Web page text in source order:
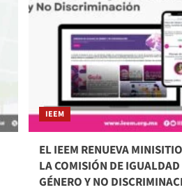
IEEM
EL IEEM RENUEVA
LA COMISIÓN DE IGUALDAD
GÉNERO Y NO